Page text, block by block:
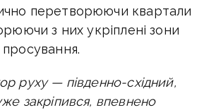
перетворюючи квартали
з них укріплені зони
руху — південно-східний,
закріпився, впевнено